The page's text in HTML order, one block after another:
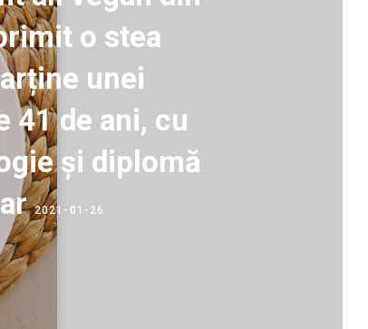
o stea
unei
41 de ani, cu
și diplomă
2021-01-26